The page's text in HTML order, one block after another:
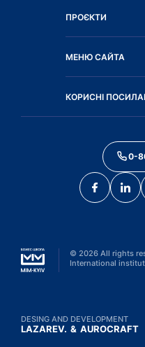
ПРОЄКТИ
МЕНЮ САЙТА
КОРИСНІ
0-
© 2026 All rights
International
DESING AND DEVELOPMENT
LAZAREV. & AUROCRAFT